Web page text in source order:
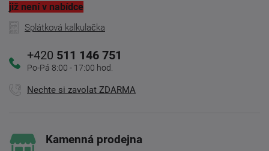
již není v nabídce
Splátková kalkulačka
+420 511 146 751
Po-Pá 8:00 - 17:00 hod.
Nechte si zavolat ZDARMA
Kamenná prodejna